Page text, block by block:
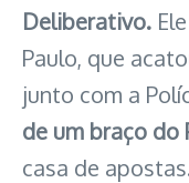
Deliberativo.
Paulo, que
junto com a
de um braço do
casa de